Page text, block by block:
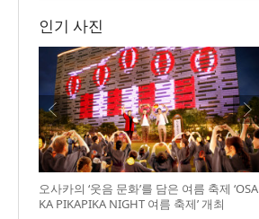
인기 사진
오사카의 ‘웃음 문화’를 담은 여름 축제 ‘OSA
KA PIKAPIKA NIGHT 여름 축제’ 개최